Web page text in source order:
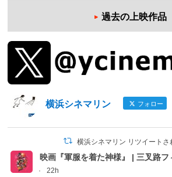
過去の上映作品
横浜シネマリン フォロー
横浜シネマリン リツイートさ
映画『軍服を着た神様』 | 三叉路フ
·
22h